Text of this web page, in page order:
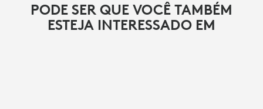
PODE SER QUE VOCÊ TAMBÉM
ESTEJA INTERESSADO EM